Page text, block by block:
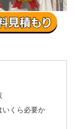
いくら必要か